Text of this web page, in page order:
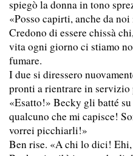
spiegò la donna in tono
«Posso capirti, anche da
Credono di essere chissà
vita ogni giorno ci stiamo
fumare.
I due si diressero
pronti a rientrare in
«Esatto!» Becky gli batté
qualcuno che mi capisce!
vorrei picchiarli!»
Ben rise. «A chi lo dici!